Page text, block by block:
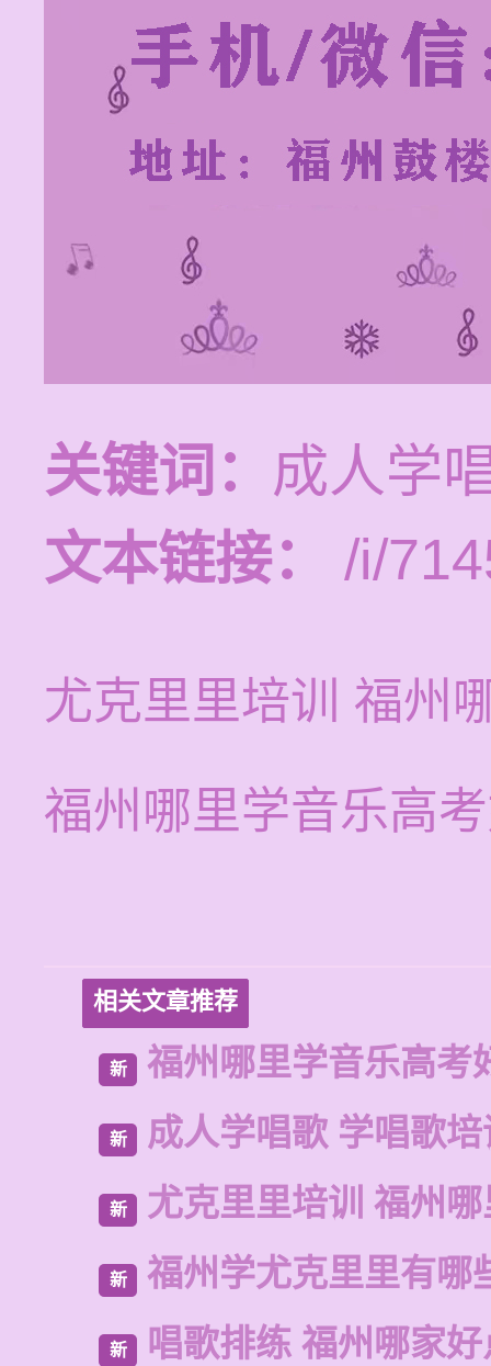
关键词： 成人学
文本链接：
/i/
尤克里里培训 福州
福州哪里学音乐高
相关文章推荐
新 福州哪里学音乐高考
新 成人学唱歌 学唱歌培
新 尤克里里培训 福州
新 福州学尤克里里有哪
新 唱歌排练 福州哪家